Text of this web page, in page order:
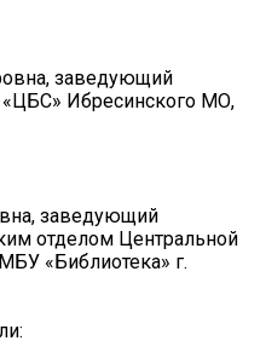
заведующий
Ибресинского МО,
заведующий
отделом Центральной
«Библиотека» г.